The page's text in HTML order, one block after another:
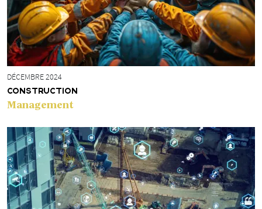
DÉCEMBRE 2024
CONSTRUCTION
Management